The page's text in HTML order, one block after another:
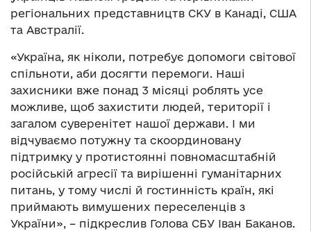
регіональних представництв СКУ в Канаді, США
та Австралії.
«Україна, як ніколи, потребує допомоги світової
спільноти, аби досягти перемоги. Наші
захисники вже понад 3 місяці роблять усе
можливе, щоб захистити людей, території і
загалом суверенітет нашої держави. І ми
відчуваємо потужну та скоординовану
підтримку у протистоянні повномасштабній
російській агресії та вирішенні гуманітарних
питань, у тому числі й гостинність країн, які
приймають вимушених переселенців з
України», – підкреслив Голова СБУ Іван Баканов.